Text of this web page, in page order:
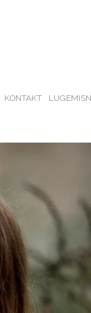
KONTAKT